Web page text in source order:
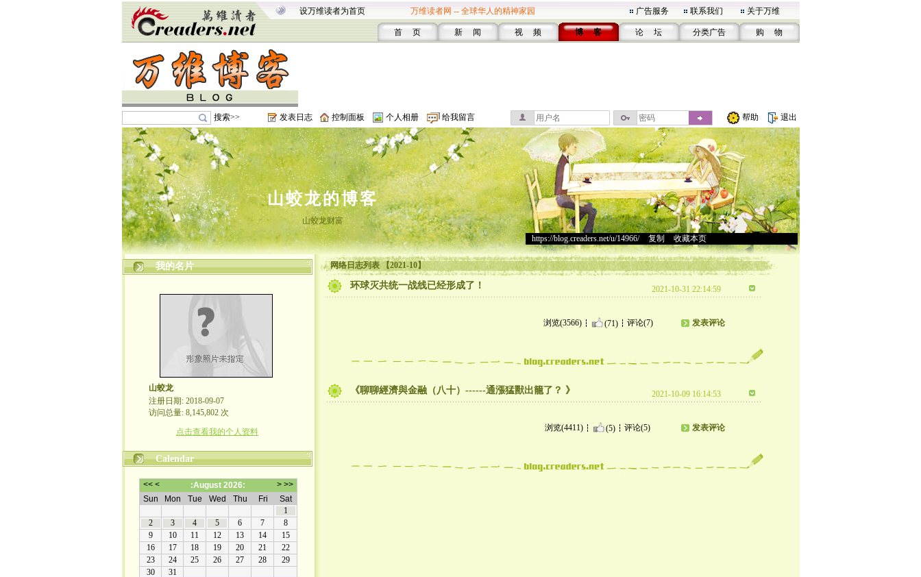
设万维读者为首页 万维读者网 -- 全球华人的精神家园 广告服务 联系我们 关于万维
首 页 新 闻 视 频 博 客 论 坛 分类广告 购 物
搜索>> 发表日志 控制面板 个人相册 给我留言 帮助 退出
山蛟龙的博客
山蛟龙财富
https://blog.creaders.net/u/14966/> 复制 收藏本页
我的名片
山蛟龙
注册日期: 2018-09-07
访问总量: 8,145,802 次
点击查看我的个人资料
Calendar
网络日志列表 【2021-10】
环球灭共统一战线已经形成了！ 2021-10-31 22:14:59
浏览(3566) (71) 评论(7) 发表评论
《聊聊經濟與金融（八十）------通漲猛獸出籠了？ 》 2021-10-09 16:14:53
浏览(4411) (5) 评论(5) 发表评论